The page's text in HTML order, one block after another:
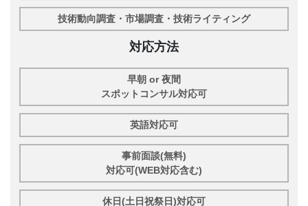
技術動向調査・市場調査・技術ライティング
対応方法
早朝 or 夜間
スポットコンサル対応可
英語対応可
事前面談(無料)
対応可(WEB対応含む)
休日(土日祝祭日)対応可